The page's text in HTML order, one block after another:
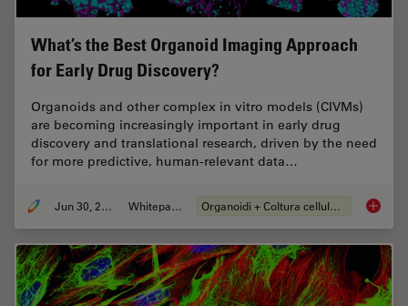
What’s the Best Organoid Imaging Approach
for Early Drug Discovery?
Organoids and other complex in vitro models (CIVMs)
are becoming increasingly important in early drug
discovery and translational research, driven by the need
for more predictive, human-relevant data…
Jun 30, 2026 Whitepaper Organoidi + Coltura cellulare 3D